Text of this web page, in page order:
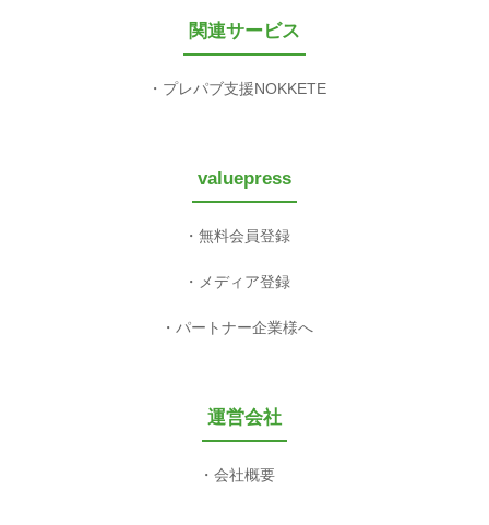
関連サービス
プレパブ支援NOKKETE
valuepress
無料会員登録
メディア登録
パートナー企業様へ
運営会社
会社概要